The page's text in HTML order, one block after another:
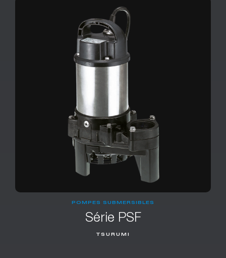
POMPES SUBMERSIBLES
Série PSF
TSURUMI